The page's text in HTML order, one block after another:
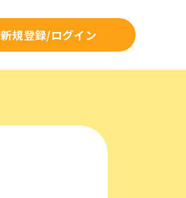
新規登録/ログイン